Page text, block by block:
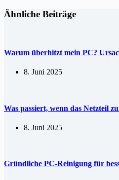
Ähnliche Beiträge
Warum überhitzt mein PC?
8. Juni 2025
Was passiert, wenn das Netzteil
8. Juni 2025
Gründliche PC-Reinigung für